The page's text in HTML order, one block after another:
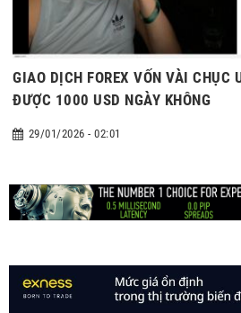
GIAO DỊCH FOREX VỐN VÀI CHỤC
ĐƯỢC 1000 USD NGÀY KHÔNG
29/01/2026 - 02:01